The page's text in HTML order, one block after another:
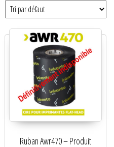
Ruban Awr470 – Produit